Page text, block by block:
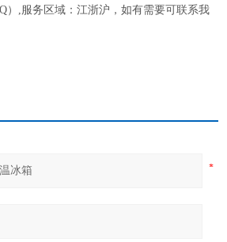
）,服务区域：江浙沪，如有需要可联系我